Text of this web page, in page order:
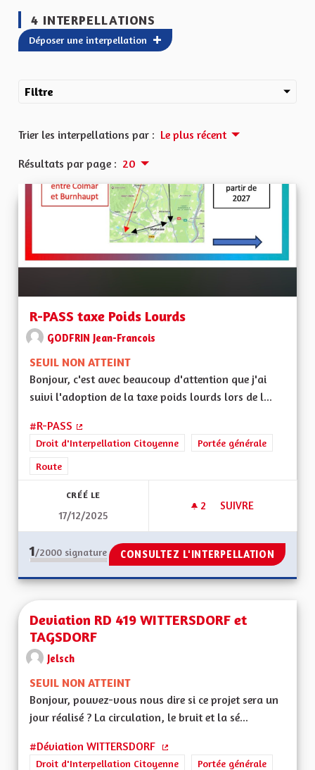
4 INTERPELLATIONS
Déposer une interpellation
Filtre
Trier les interpellations par : Le plus récent
Résultats par page : 20
R-PASS taxe Poids Lourds
GODFRIN Jean-Francois
SEUIL NON ATTEINT
Bonjour, c'est avec beaucoup d'attention que j'ai
suivi l'adoption de la taxe poids lourds lors de l...
#R-PASS
(Lien externe)
Droit d'Interpellation Citoyenne
Portée générale
Route
CRÉÉ LE
17/12/2025
2 2 ABONNÉS
SUIVRE
1/2000 signature CONSULTEZ L'INTERPELLATION
Deviation RD 419 WITTERSDORF et
TAGSDORF
Jelsch
SEUIL NON ATTEINT
Bonjour, pouvez-vous nous dire si ce projet sera un
jour réalisé ? La circulation, le bruit et la sé...
#Déviation WITTERSDORF
(Lien externe)
Droit d'Interpellation Citoyenne
Portée générale